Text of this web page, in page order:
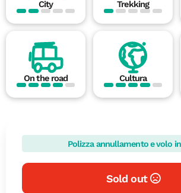
City Trekking
On the road Cultura
Polizza annullamento e volo
Sold out